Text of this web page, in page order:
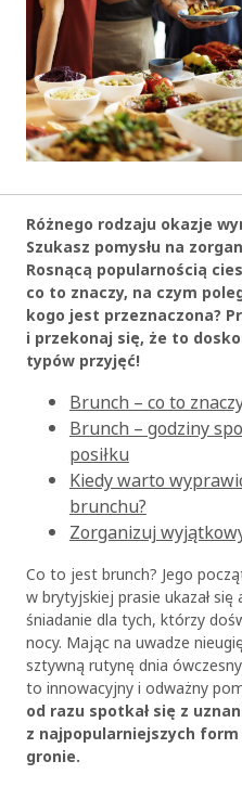
Różnego rodzaju okazje
Szukasz pomysłu na
Rosnącą popularnością
co to znaczy, na czym
kogo jest przeznaczona?
i przekonaj się, że to
typów przyjęć!
Brunch – co to
Brunch – godziny
posiłku
Kiedy warto
brunchu?
Zorganizuj
Co to jest brunch? Jego
w brytyjskiej prasie ukazał się
śniadanie dla tych, którzy
nocy. Mając na uwadze
sztywną rutynę dnia
to innowacyjny i odważny
od razu spotkał się z
z najpopularniejszych
gronie.